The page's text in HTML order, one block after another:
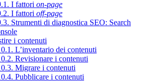
I fattori on-page
I fattori off-page
Strumenti di diagnostica SEO: Search
i contenuti
L’inventario dei contenuti
Revisionare i contenuti
Migrare i contenuti
Pubblicare i contenuti